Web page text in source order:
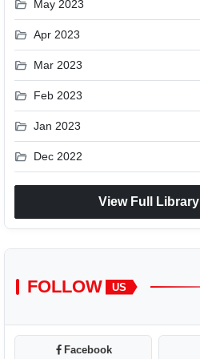
folder_open May 2023
folder_open Apr 2023
folder_open Mar 2023
folder_open Feb 2023
folder_open Jan 2023
folder_open Dec 2022
View Full Library
FOLLOW US
Facebook